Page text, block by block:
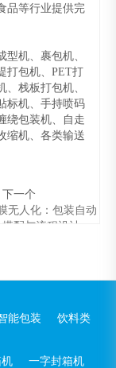
品等行业提供完
机、裹包机、
打包机、PET打
栈板打包机、
标机、手持喷码
绕包装机、自走
缩机、各类输送
下一个
无人化：包装自动
配与流程设计
能包装
饮料类
一字封箱机